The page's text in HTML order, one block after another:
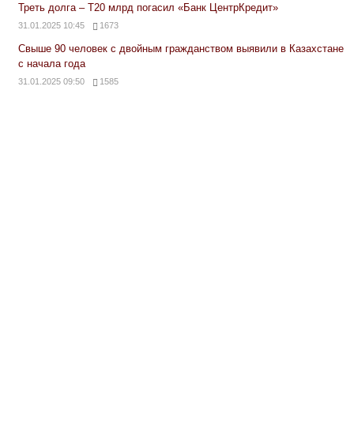
Треть долга – Т20 млрд погасил «Банк ЦентрКредит»
31.01.2025 10:45 1673
Свыше 90 человек с двойным гражданством выявили в Казахстане
с начала года
31.01.2025 09:50 1585